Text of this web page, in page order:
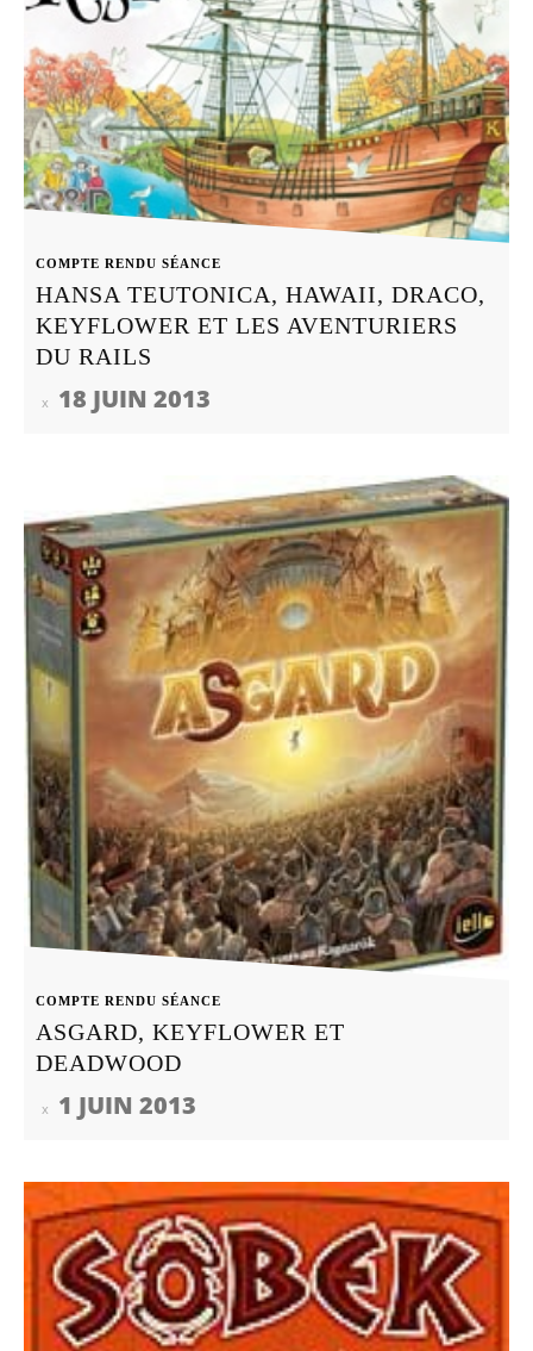
COMPTE RENDU SÉANCE
HANSA TEUTONICA, HAWAII, DRACO,
KEYFLOWER ET LES AVENTURIERS
DU RAILS
18 JUIN 2013
COMPTE RENDU SÉANCE
ASGARD, KEYFLOWER ET
DEADWOOD
1 JUIN 2013